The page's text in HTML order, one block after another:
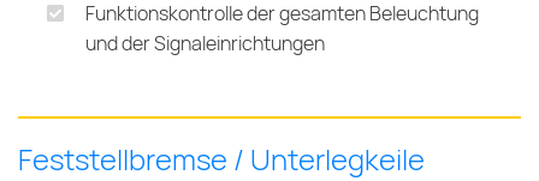
Funktionskontrolle der gesamten Beleuchtung
und der Signaleinrichtungen
Feststellbremse / Unterlegkeile